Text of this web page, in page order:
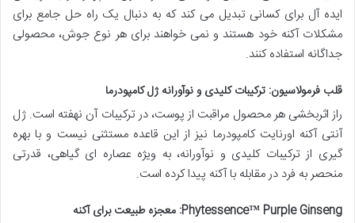
ایده آل برای کسانی تبدیل می کند که به دنبال یک راه حل جامع برای
مشکلات آکنه خود هستند و نمی خواهند برای هر نوع جوش، محصولی
جداگانه استفاده کنند.
قلب فرمولاسیون: ترکیبات کلیدی و نوآورانه ژل کامپودرما
راز اثربخشی هر محصول مراقبت از پوست، در ترکیبات آن نهفته است. ژل
آنتی آکنه اورنایت کامپودرما نیز از این قاعده مستثنی نیست و با بهره
گیری از ترکیبات کلیدی و نوآورانه، به ویژه عصاره ای گیاهی، قدرتی
منحصر به فرد در مقابله با آکنه پیدا کرده است.
Phytessence™ Purple Ginseng: معجزه طبیعت برای آکنه